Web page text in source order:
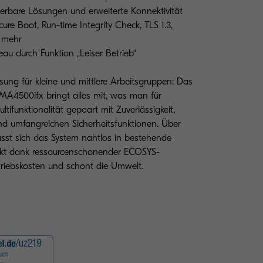
Lösungen und erweiterte Konnektivität
Boot, Run-time Integrity Check, TLS 1.3,
mehr
durch Funktion „Leiser Betrieb“
für kleine und mittlere Arbeitsgruppen: Das
bringt alles mit, was man für
gepaart mit Zuverlässigkeit,
umfangreichen Sicherheitsfunktionen. Über
sich das System nahtlos in bestehende
dank ressourcenschonender ECOSYS-
und schont die Umwelt.